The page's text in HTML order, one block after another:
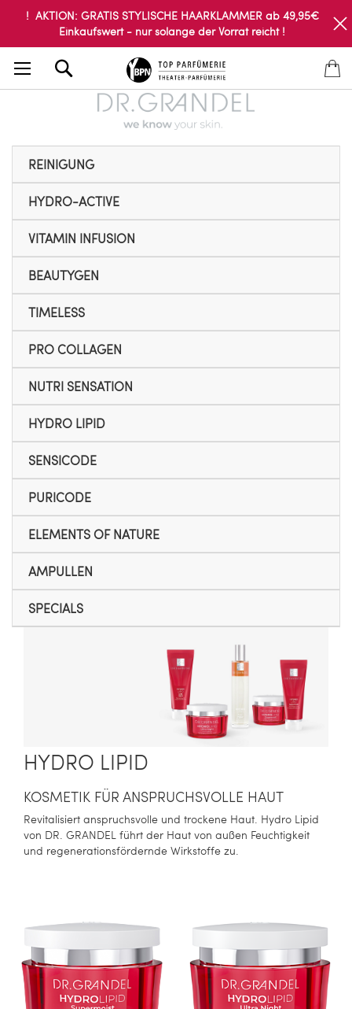
! AKTION: GRATIS STYLISCHE HAARKLAMMER ab 49,95€
Einkaufswert - nur solange der Vorrat reicht !
REINIGUNG
HYDRO-ACTIVE
VITAMIN INFUSION
BEAUTYGEN
TIMELESS
PRO COLLAGEN
NUTRI SENSATION
HYDRO LIPID
SENSICODE
PURICODE
ELEMENTS OF NATURE
AMPULLEN
SPECIALS
HYDRO LIPID
KOSMETIK FÜR ANSPRUCHSVOLLE HAUT
Revitalisiert anspruchsvolle und trockene Haut. Hydro Lipid
von DR. GRANDEL führt der Haut von außen Feuchtigkeit
und regenerationsfördernde Wirkstoffe zu.